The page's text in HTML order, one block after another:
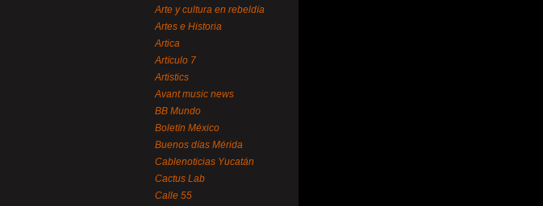
Arte y cultura en rebeldía
Artes e Historia
Artica
Artículo 7
Artistics
Avant music news
BB Mundo
Boletín México
Buenos días Mérida
Cablenoticias Yucatán
Cactus Lab
Calle 55